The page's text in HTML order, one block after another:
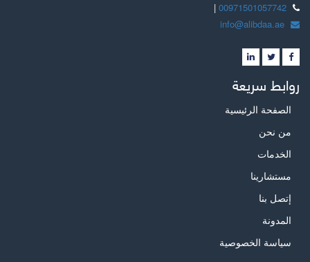
|
روابط سريعة
الصفحة الرئيسية
من نحن
الخدمات
مستشارينا
إتصل بنا
المدونة
سياسة الخصوصية